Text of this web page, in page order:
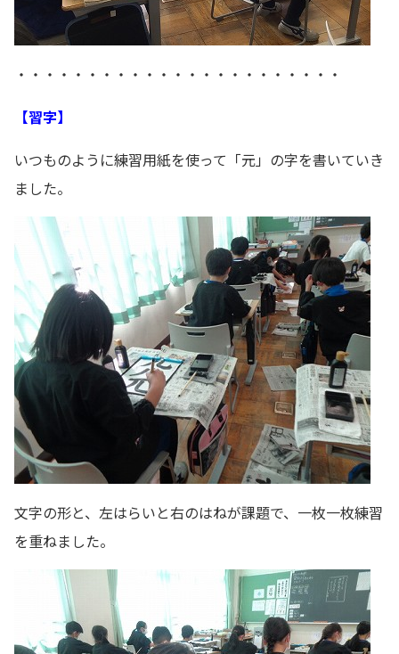
・・・・・・・・・・・・・・・・・・・・・・・
【習字】
いつものように練習用紙を使って「元」の字を書いていき
ました。
文字の形と、左はらいと右のはねが課題で、一枚一枚練習
を重ねました。